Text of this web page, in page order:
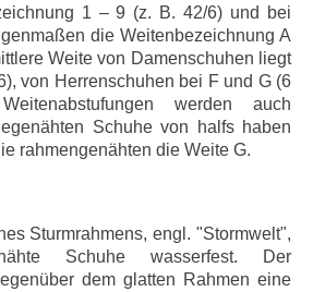
1 – 9 (z. B. 42/6) und bei
die Weitenbezeichnung A
Weite von Damenschuhen liegt
von Herrenschuhen bei F und G (6
werden auch
Schuhe von halfs haben
rahmengenähten die Weite G.
Sturmrahmens, engl. "Stormwelt",
Schuhe wasserfest. Der
dem glatten Rahmen eine